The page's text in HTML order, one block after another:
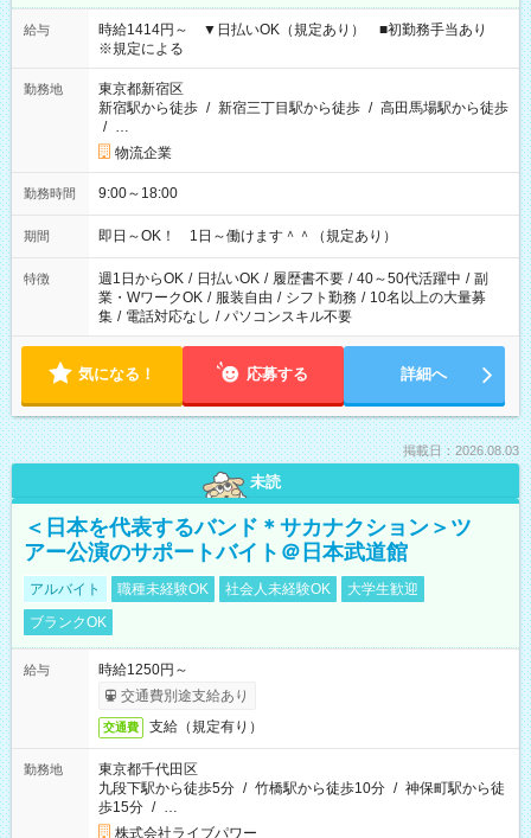
給与
時給1414円～ ▼日払いOK（規定あり） ■初勤務手当あり
※規定による
勤務地
東京都新宿区
新宿駅から徒歩 / 新宿三丁目駅から徒歩 / 高田馬場駅から徒歩
/ …
物流企業
勤務時間 9:00～18:00
期間 即日～OK！ 1日～働けます＾＾（規定あり）
特徴 週1日からOK / 日払いOK / 履歴書不要 / 40～50代活躍中 / 副
業・WワークOK / 服装自由 / シフト勤務 / 10名以上の大量募
集 / 電話対応なし / パソコンスキル不要
気になる！ 応募する 詳細へ
掲載日：2026.08.03
未読
＜日本を代表するバンド＊サカナクション＞ツ
アー公演のサポートバイト＠日本武道館
アルバイト 職種未経験OK 社会人未経験OK
大学生歓迎
ブランクOK
給与
時給1250円～
交通費別途支給あり
交通費 支給（規定有り）
勤務地
東京都千代田区
九段下駅から徒歩5分 / 竹橋駅から徒歩10分 / 神保町駅から徒
歩15分 / …
株式会社ライブパワー